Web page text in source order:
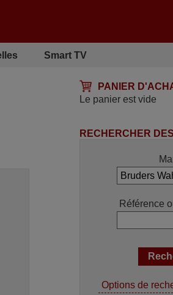
Smart TV
PANIER
Le panier est vide
RECHERCHER
Référence
Options de